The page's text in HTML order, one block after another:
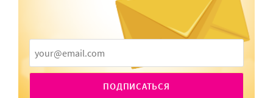
ПОДПИСАТЬСЯ